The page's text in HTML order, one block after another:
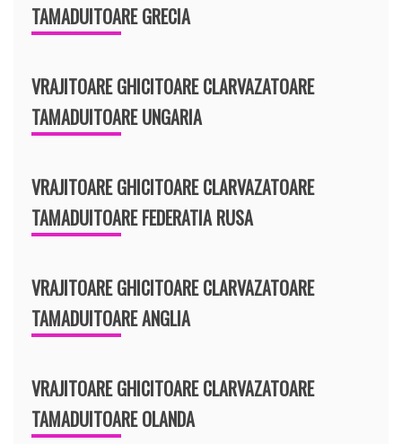
TAMADUITOARE GRECIA
VRAJITOARE GHICITOARE CLARVAZATOARE
TAMADUITOARE UNGARIA
VRAJITOARE GHICITOARE CLARVAZATOARE
TAMADUITOARE FEDERATIA RUSA
VRAJITOARE GHICITOARE CLARVAZATOARE
TAMADUITOARE ANGLIA
VRAJITOARE GHICITOARE CLARVAZATOARE
TAMADUITOARE OLANDA